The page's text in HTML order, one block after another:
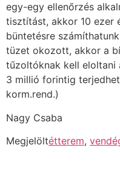
egy-egy ellenőrzés
tisztítást, akkor 10 ezer
büntetésre
tüzet okozott, akkor a
tűzoltóknak kell
3 millió forintig
korm.rend.)
Nagy Csaba
Megjelöltétterem,